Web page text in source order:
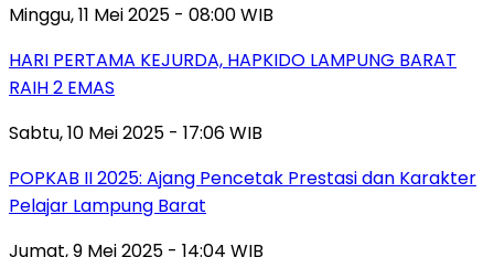
Minggu, 11 Mei 2025 - 08:00 WIB
HARI PERTAMA KEJURDA, HAPKIDO LAMPUNG BARAT
RAIH 2 EMAS
Sabtu, 10 Mei 2025 - 17:06 WIB
POPKAB II 2025: Ajang Pencetak Prestasi dan Karakter
Pelajar Lampung Barat
Jumat, 9 Mei 2025 - 14:04 WIB